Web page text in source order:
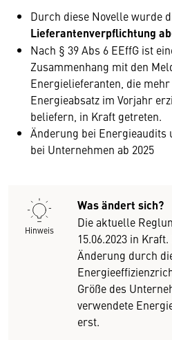
Durch diese Novelle wurde
Lieferantenverpflichtung
Nach § 39 Abs 6 EEffG ist
Zusammenhang mit den
Energielieferanten, die mehr
Energieabsatz im Vorjahr
beliefern, in Kraft getreten.
Änderung bei Energieaudits
bei Unternehmen ab 2025
Hinweis
Was ändert sich?
Die aktuelle
15.06.2023 in
Änderung durch
Größe des
verwendete
erst.